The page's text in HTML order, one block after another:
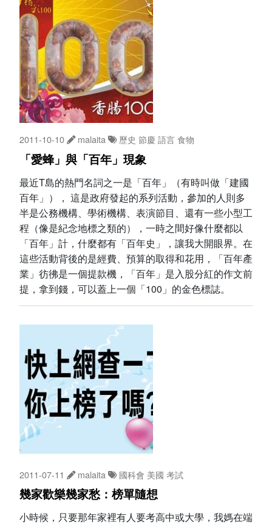
2011-10-10 malaita 歷史 節慶 語言食物
「愛蜂」與「百年」現象
最近T島的熱門名詞之一是「百年」（有時叫做「建國
百年」）， 這是政府發起的系列活動，參加的人則多
半是公務機構、學術機構、表演節目、還有一些小型工
程（像是紀念地標之類的），一時之間好像什麼都以
「百年」計，什麼都有「百年史」，讓我大開眼界。在
這些活動背後的是經費、預算的取得和花用，「百年產
業」彷彿是一個提款機，「百年」是入股分紅的作文前
提，拿到錢，可以蓋上一個「100」的金色標誌。
2011-07-11 malaita 國科會 美國 考試
幾家歡樂幾家愁：榜單隨想
小時候，只要那年家裡有人要考高中或大學，我媽在端